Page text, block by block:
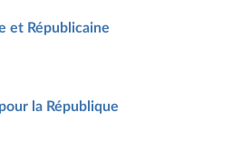
et Républicaine
la République